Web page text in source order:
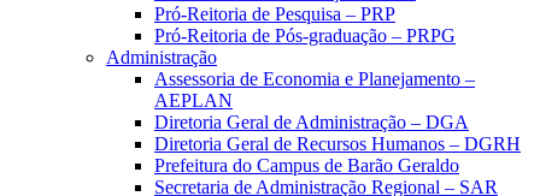
Pró-Reitoria de Pesquisa – PRP
Pró-Reitoria de Pós-graduação – PRPG
Administração
Assessoria de Economia e Planejamento –
AEPLAN
Diretoria Geral de Administração – DGA
Diretoria Geral de Recursos Humanos – DGRH
Prefeitura do Campus de Barão Geraldo
Secretaria de Administração Regional – SAR